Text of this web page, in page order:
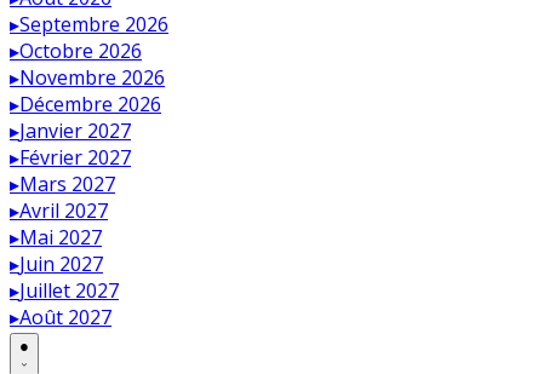
▸Septembre 2026
▸Octobre 2026
▸Novembre 2026
▸Décembre 2026
▸Janvier 2027
▸Février 2027
▸Mars 2027
▸Avril 2027
▸Mai 2027
▸Juin 2027
▸Juillet 2027
▸Août 2027
●